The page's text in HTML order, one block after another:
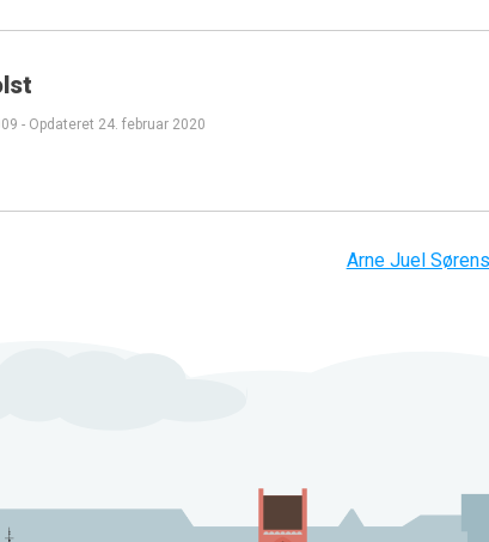
- Opdateret 24. februar 2020
Arne Juel